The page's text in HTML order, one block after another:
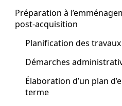
Préparation à
post-acquisition
Planification des
Démarches
Élaboration d’un plan
terme